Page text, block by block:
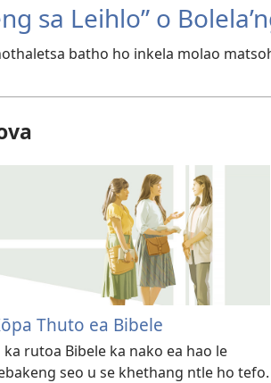
sa Leihlo” o
batho ho inkela molao
Thuto ea Bibele
ka rutoa Bibele ka nako ea hao le
seo u se khethang ntle ho tefo.